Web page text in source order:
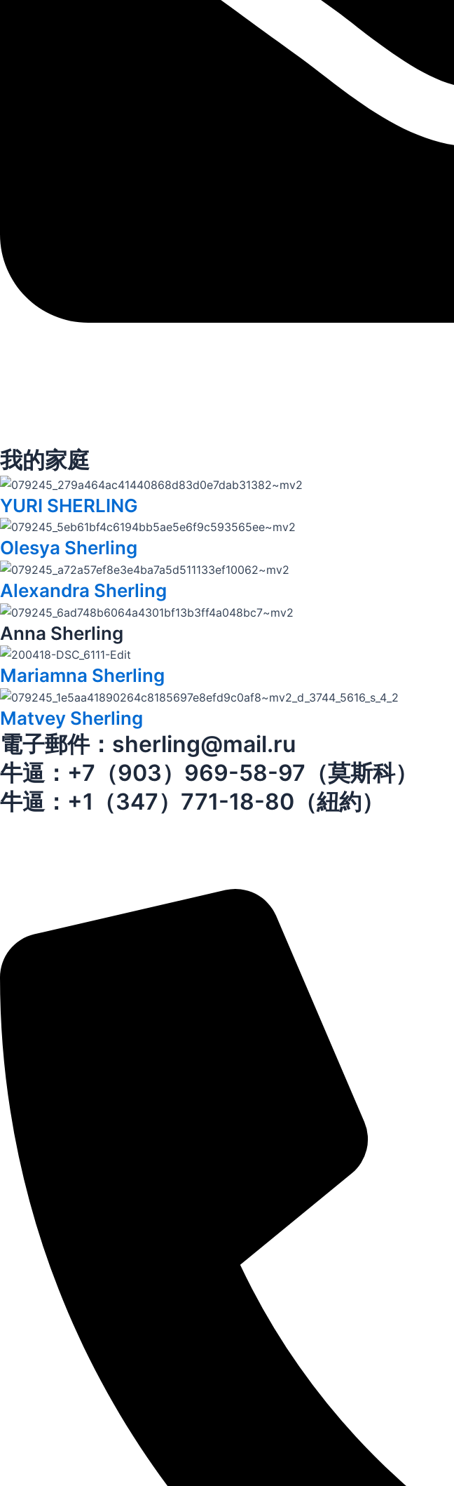
我的家庭
YURI SHERLING
Olesya Sherling
Alexandra Sherling
Anna Sherling
Mariamna Sherling
Matvey Sherling
電子郵件：sherling@mail.ru
牛逼：+7（903）969-58-97（莫斯科）
牛逼：+1（347）771-18-80（紐約）